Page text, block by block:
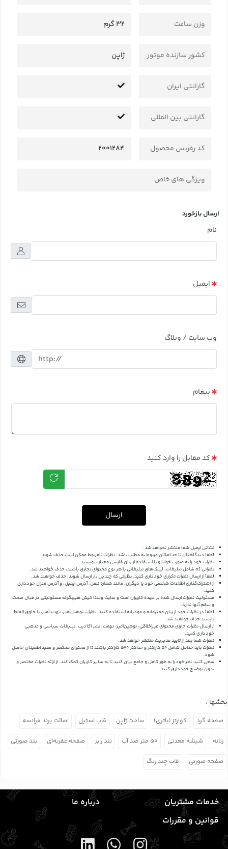
وزن ساعت 32 گرم
کشور سازنده موتور ژاپن
گارانتی ایران
گارانتی بین المللی
کد رفرنس محصول 2001284
ویژگی های خاص
ارسال بازخورد
نام
ایمیل
وب سایت / وبلاگ
پیغام
کد مقابل را وارد کنید
ارسال
نشانی ایمیل شما منتشر نخواهد شد.
لطفا دیدگاهتان تا حد امکان مربوط به مطلب باشد. نظرات نامربوط ممکن است حذف شوند.
نظرات خود را به صورت خوانا و با استفاده از زبان فارسی معیار بنویسید.
نظراتی که شامل تبلیغات، لینک‌های تبلیغاتی یا هر نوع محتوای تجاری باشند، حذف خواهند شد.
لطفاً از ارسال نظرات تکراری خودداری کنید. نظراتی که چندین بار ارسال شوند، حذف خواهند شد.
از اشتراک‌گذاری اطلاعات شخصی خود یا دیگران، مانند شماره تلفن، آدرس ایمیل، و آدرس منزل خودداری
کنید.
مسئولیت نظرات ارسال شده بر عهده کاربران است و سایت وستا کیش هیچگونه مسئولیتی در قبال صحت
و سقم آنها ندارد.
لطفاً در نظرات خود از زبان محترمانه و مودبانه استفاده کنید. نظرات توهین‌آمیز، تهدیدآمیز، یا حاوی الفاظ
ناپسند حذف خواهند شد.
از ارسال نظرات حاوی محتوای غیراخلاقی، توهین‌آمیز، تهمت، نشر اکاذیب، تبلیغات سیاسی و مذهبی
خودداری کنید.
نظرات شما بعد از تایید مدیریت منتشر خواهد شد.
نظرات باید حداقل شامل 50 کاراکتر و حداکثر 500 کاراکتر باشند تا از محتوای مختصر و مفید اطمینان حاصل
شود.
سعی کنید نظر خود را به طور کامل و جامع بیان کنید تا به سایر کاربران کمک کند.از ارائه نظرات مختصر و
بدون توضیح خودداری کنید.
بخشها :
صفحه گرد کوارتز (باتری) ساخت ژاپن قاب استیل اصالت برند فرانسه
زنانه شیشه معدنی ۵۰ متر ضد آب بند رابر صفحه عقربه‌ای بند صورتی
صفحه صورتی قاب چند رنگ
خدمات مشتریان
درباره ما
قوانین و مقررات